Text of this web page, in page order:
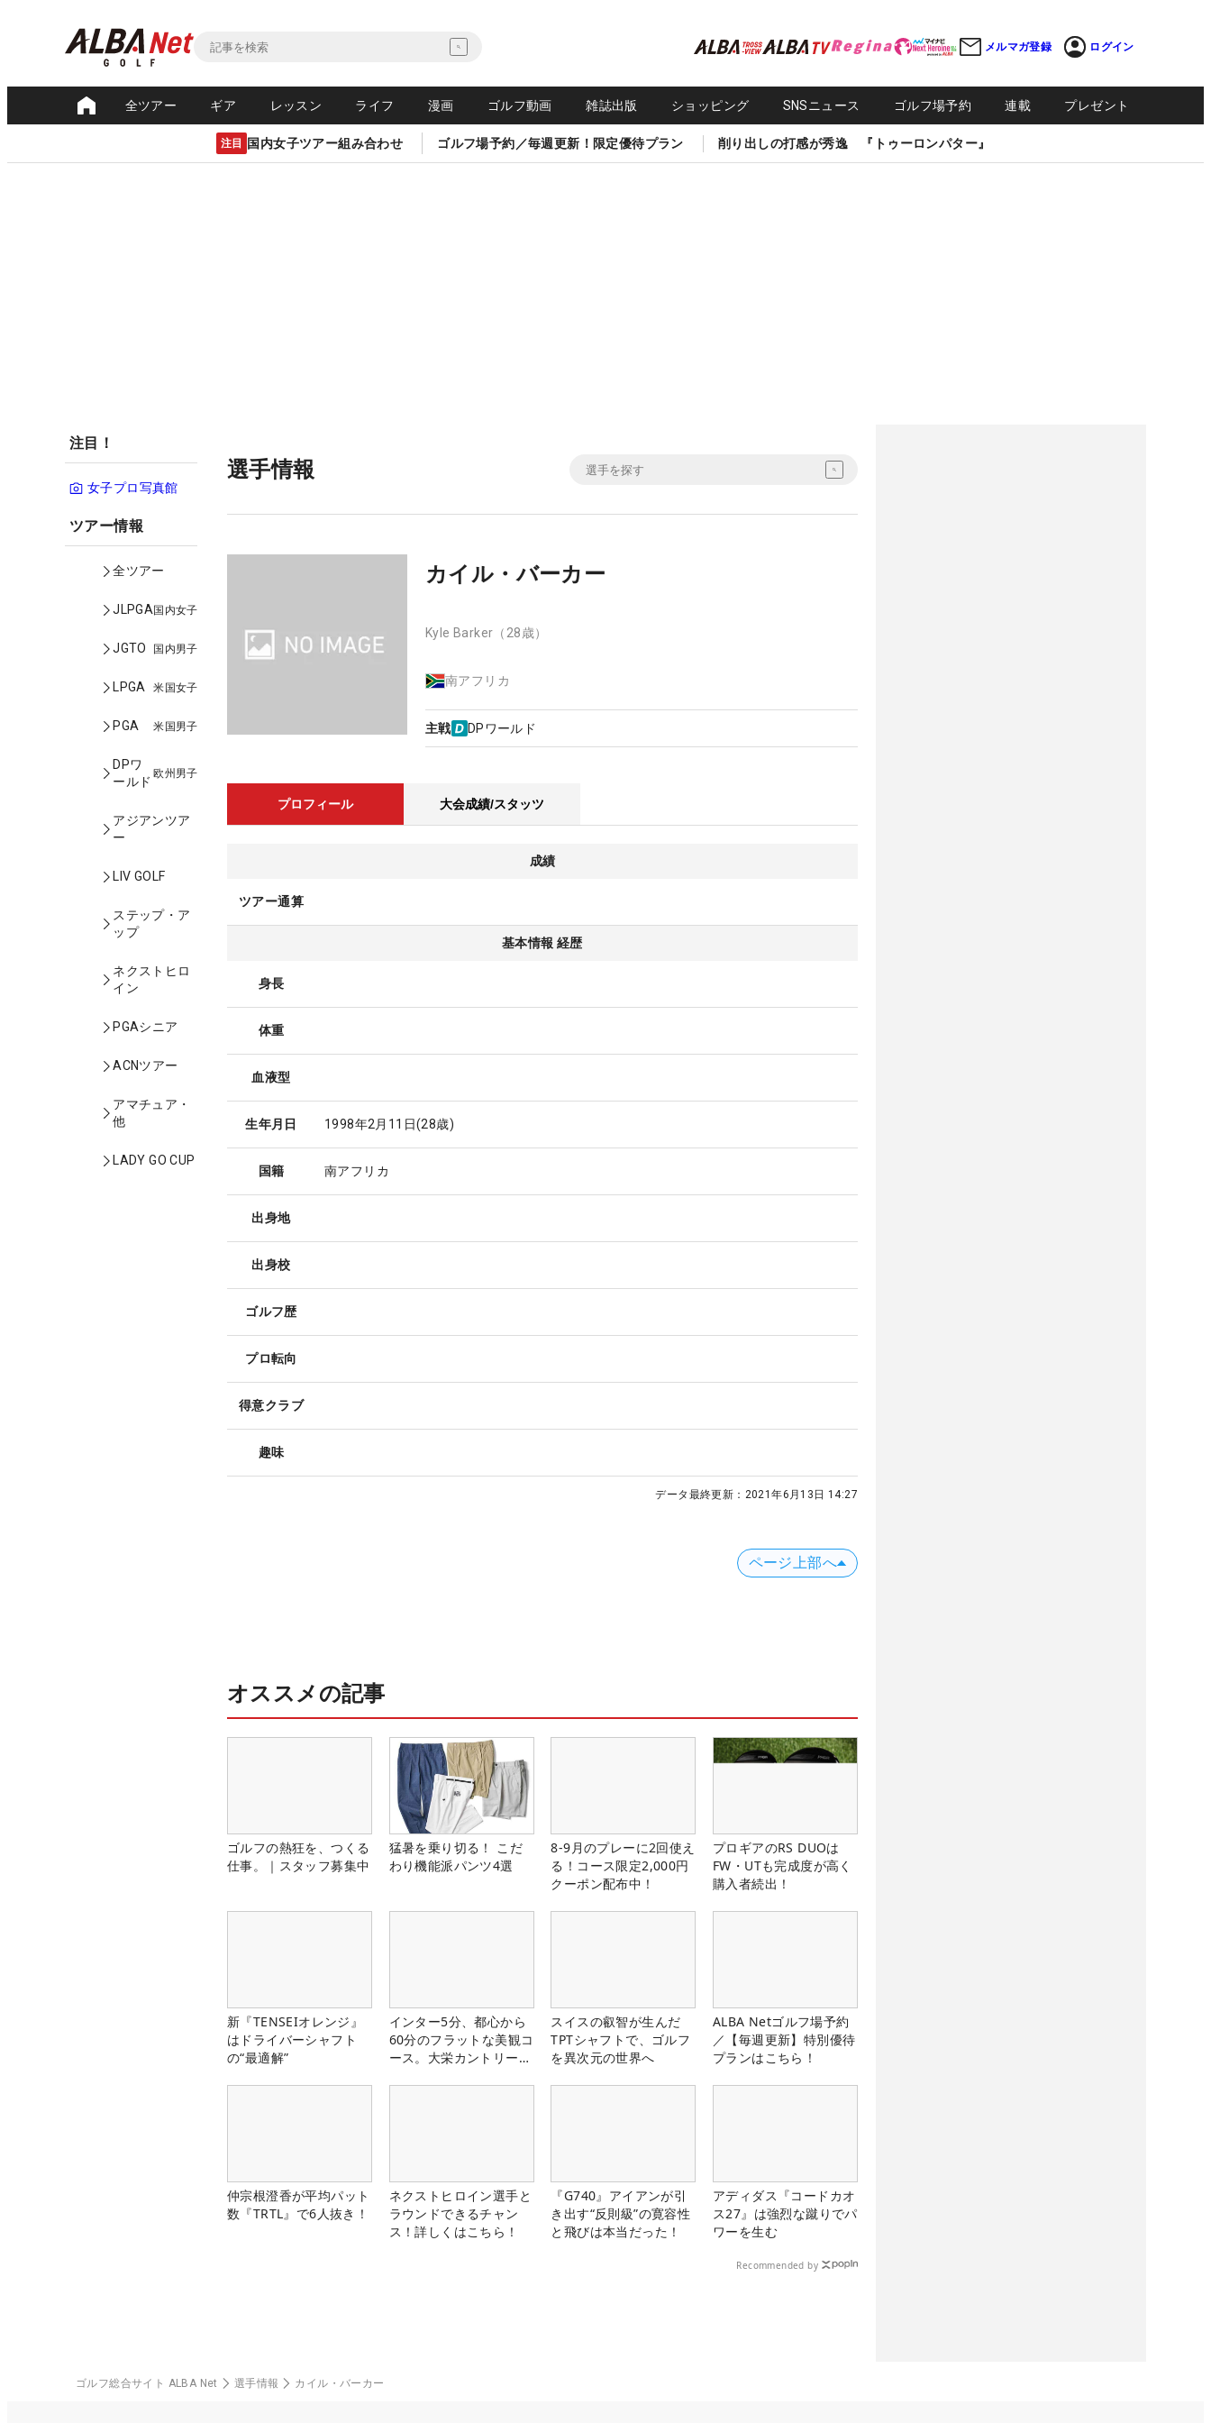
メルマガ登録 ログイン
全ツアー ギア レッスン ライフ 漫画 ゴルフ動画 雑誌出版 ショッピング SNSニュース ゴルフ場予約 連載 プレゼント
注目 国内女子ツアー組み合わせ ゴルフ場予約／毎週更新！限定優待プラン 削り出しの打感が秀逸 『トゥーロンパター』
注目！
女子プロ写真館
ツアー情報
全ツアー
JLPGA国内女子
JGTO 国内男子
LPGA 米国女子
PGA 米国男子
DPワ
ールド
欧州男子
アジアンツア
ー
LIV GOLF
ステップ・ア
ップ
ネクストヒロ
イン
PGAシニア
ACNツアー
アマチュア・
他
LADY GO CUP
選手情報
カイル・バーカー
Kyle Barker （28歳）
南アフリカ
主戦 DPワールド
プロフィール 大会成績/スタッツ
成績
ツアー通算
基本情報 経歴
身長
体重
血液型
生年月日 1998年2月11日(28歳)
国籍 南アフリカ
出身地
出身校
ゴルフ歴
プロ転向
得意クラブ
趣味
データ最終更新： 2021年6月13日 14:27
ページ上部へ
オススメの記事
ゴルフの熱狂を、つくる
仕事。｜スタッフ募集中
猛暑を乗り切る！ こだ
わり機能派パンツ4選
8-9月のプレーに2回使え
る！コース限定2,000円
クーポン配布中！
プロギアのRS DUOは
FW・UTも完成度が高く
購入者続出！
新『TENSEIオレンジ』
はドライバーシャフト
の“最適解”
インター5分、都心から
60分のフラットな美観コ
ース。大栄カントリー俱
スイスの叡智が生んだ
TPTシャフトで、ゴルフ
を異次元の世界へ
ALBA Netゴルフ場予約
／【毎週更新】特別優待
プランはこちら！
仲宗根澄香が平均パット
数『TRTL』で6人抜き！
ネクストヒロイン選手と
ラウンドできるチャン
ス！詳しくはこちら！
『G740』アイアンが引
き出す“反則級”の寛容性
と飛びは本当だった！
アディダス『コードカオ
ス27』は強烈な蹴りでパ
ワーを生む
Recommended by
ゴルフ総合サイト ALBA Net 選手情報 カイル・バーカー